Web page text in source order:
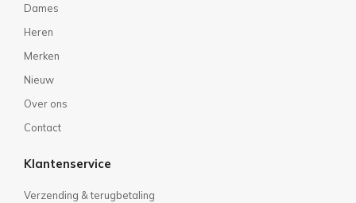
Dames
Heren
Merken
Nieuw
Over ons
Contact
Klantenservice
Verzending & terugbetaling